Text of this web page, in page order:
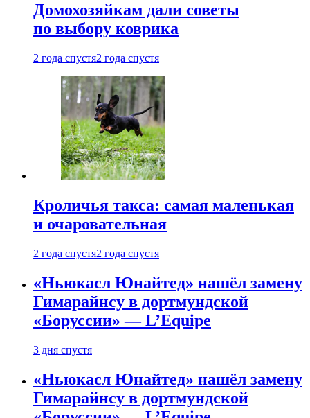
Домохозяйкам дали советы
по выбору коврика
2 года спустя2 года спустя
Кроличья такса: самая маленькая
и очаровательная
2 года спустя2 года спустя
«Ньюкасл Юнайтед» нашёл замену
Гимарайнсу в дортмундской
«Боруссии» — L’Equipe
3 дня спустя
«Ньюкасл Юнайтед» нашёл замену
Гимарайнсу в дортмундской